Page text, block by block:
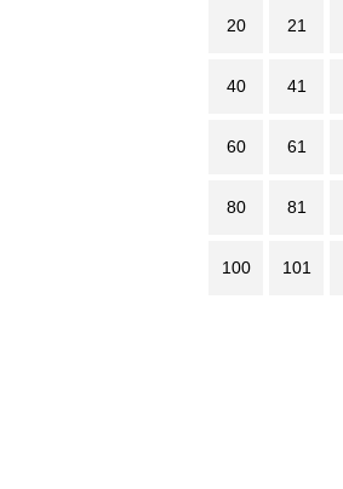
20 21
40 41
60 61
80 81
100 101